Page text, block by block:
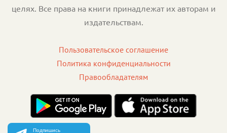
целях. Все права на книги принадлежат их авторам и
издательствам.
Пользовательское соглашение
Политика конфиденциальности
Правообладателям
Подпишись